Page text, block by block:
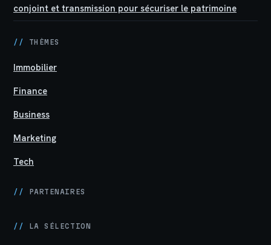
conjoint et transmission pour sécuriser le patrimoine
// THÈMES
Immobilier
Finance
Business
Marketing
Tech
// PARTENAIRES
// LA SÉLECTION